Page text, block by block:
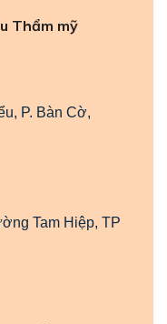
Thẩm mỹ
P. Bàn Cờ,
Tam Hiệp, TP